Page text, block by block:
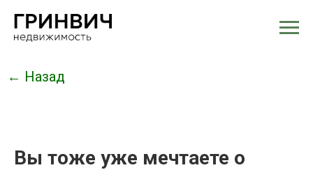
← Назад
Вы тоже уже мечтаете о